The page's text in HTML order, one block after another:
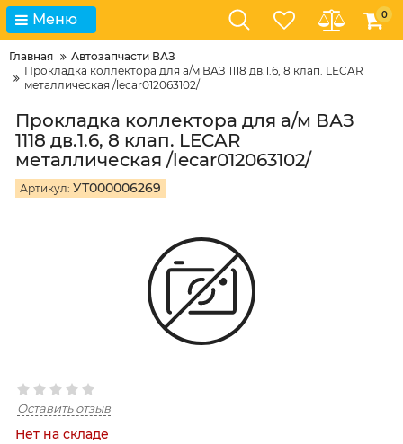
Меню 0
Главная
Автозапчасти ВАЗ
Прокладка коллектора для а/м ВАЗ 1118 дв.1.6, 8 клап. LECAR
металлическая /lecar012063102/
Прокладка коллектора для а/м ВАЗ
1118 дв.1.6, 8 клап. LECAR
металлическая /lecar012063102/
Артикул: УТ000006269
Оставить отзыв
Нет на складе